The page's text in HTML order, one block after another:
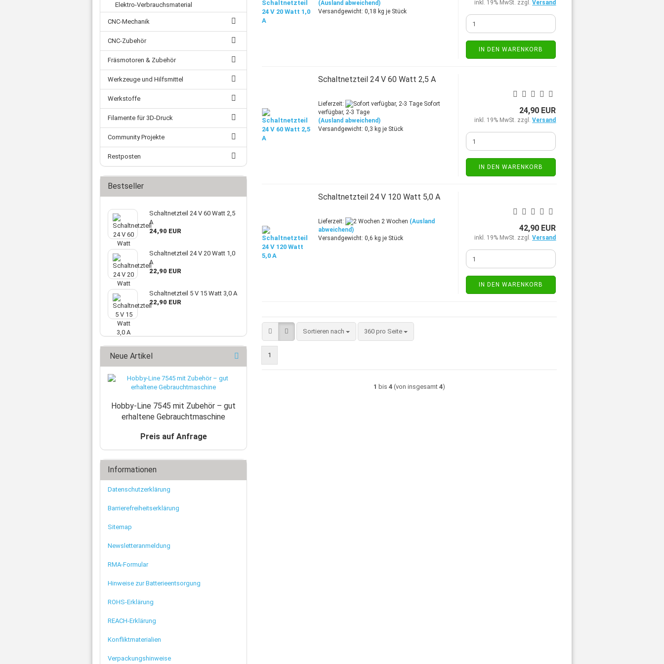
Aderleitung
Motoranschlussleitung
Netzanschlussleitung
Flachbandkabel
USB-Kabel
Zahnriemen
Ø 25 mm-Klauenkupplungen
Ø 30 mm-Klauenkupplungen
Ø 40 mm-Klauenkupplungen
Klauenkupplungspuffer
Schnellkupplungen
Einschraubtüllen
Schalldämpfer
Kugelhahn
Druckschalter
Verschluss-Schraube
Verteilerblock
(Ausland abweichend)
Versandgewicht:0,18 kg je Stück
inkl. 19% MwSt. zzgl.Versand
IN DEN WARENKORB
Schaltnetzteil 24 V 60 Watt 2,5 A
Lieferzeit:
Sofort
verfügbar, 2-3 Tage
(Ausland abweichend)
Versandgewicht:0,3 kg je Stück
24,90 EUR
inkl. 19% MwSt. zzgl.Versand
IN DEN WARENKORB
Schaltnetzteil 24 V 120 Watt 5,0 A
Lieferzeit: 2 Wochen (Ausland
abweichend)
Versandgewicht:0,6 kg je Stück
42,90 EUR
inkl. 19% MwSt. zzgl.Versand
IN DEN WARENKORB
Sortieren nach
Sortieren nach 360 pro Seite
pro Seite
1
1 bis4 (von insgesamt4)
Elektro-Verbrauchsmaterial
CNC-Mechanik
CNC-Zubehör
Fräsmotoren & Zubehör
Werkzeuge und Hilfsmittel
Werkstoffe
Filamente für 3D-Druck
Community Projekte
Restposten
Bestseller
Schaltnetzteil 24 V 60 Watt 2,5
A
24,90 EUR
Schaltnetzteil 24 V 20 Watt 1,0
A
22,90 EUR
Schaltnetzteil 5 V 15 Watt 3,0 A
22,90 EUR
Neue Artikel
Hobby-Line 7545 mit Zubehör – gut
erhaltene Gebrauchtmaschine
Preis auf Anfrage
Informationen
Datenschutzerklärung
Barrierefreiheitserklärung
Sitemap
Newsletteranmeldung
RMA-Formular
Hinweise zur Batterieentsorgung
ROHS-Erklärung
REACH-Erklärung
Konfliktmaterialien
Verpackungshinweise